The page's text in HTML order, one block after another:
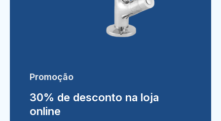
Promoção
30% de desconto na loja
online